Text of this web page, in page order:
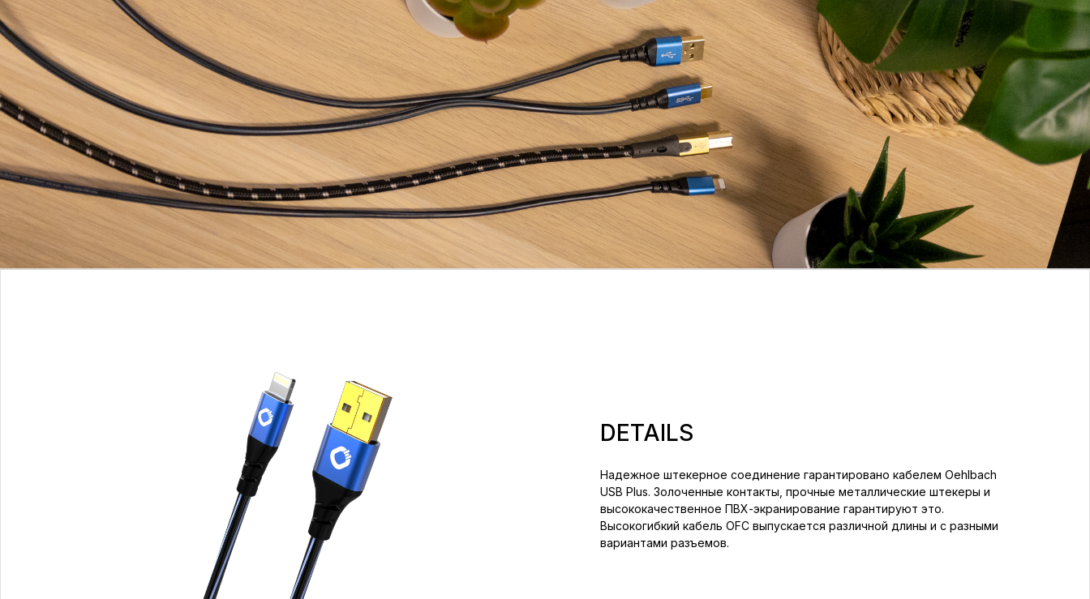
DETAILS
Надежное штекерное соединение гарантировано кабелем Oehlbach
USB Plus. Золоченные контакты, прочные металлические штекеры и
высококачественное ПВХ-экранирование гарантируют это.
Высокогибкий кабель OFC выпускается различной длины и с разными
вариантами разъемов.